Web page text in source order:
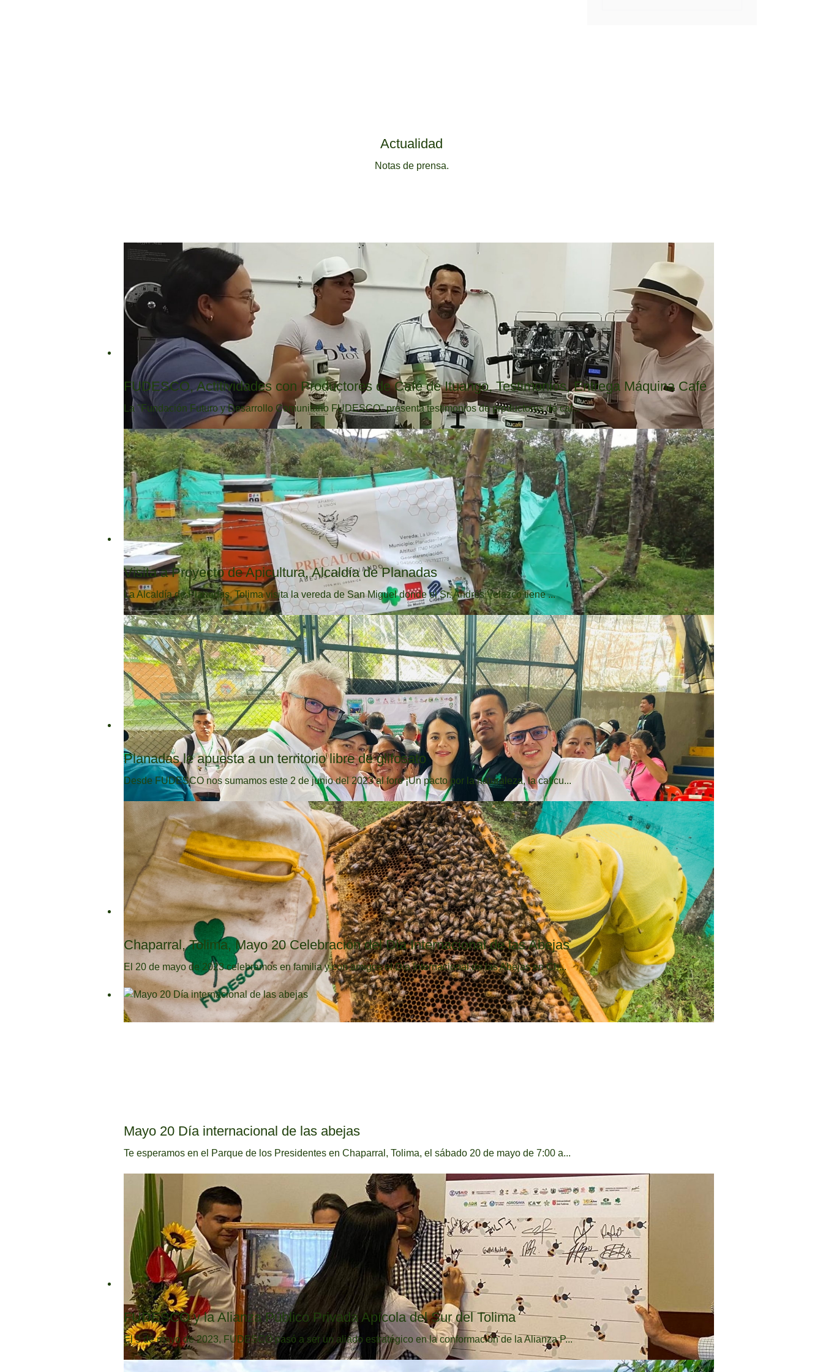
Actualidad
Notas de prensa.
FUDESCO, Actitividades con Productores de Café de Ituango, Testimonios, Entrega Máquina Café
La "Fundación Futuro y Desarrollo Comunitario FUDESCO" presenta testimonios de productores de caf...
Visita a Proyecto de Apicultura, Alcaldía de Planadas
La Alcaldía de Planadas, Tolima visita la vereda de San Miguel donde el Sr. Andrés Velazco tiene ...
Planadas le apuesta a un territorio libre de glifosato
Desde FUDESCO nos sumamos este 2 de junio del 2023 al foro ¡Un pacto por la naturaleza, la caficu...
Chaparral, Tolima, Mayo 20 Celebración del Día Internacional de las Abejas
El 20 de mayo de 2023 celebramos en familia y con amigos el Día Internacional de las Abejas en Ch...
Mayo 20 Día internacional de las abejas
Te esperamos en el Parque de los Presidentes en Chaparral, Tolima, el sábado 20 de mayo de 7:00 a...
FUDESCO y la Alianza Público Privada Apícola del Sur del Tolima
El 5 de mayo de 2023, FUDESCO pasó a ser un aliado estratégico en la conformación de la Alianza P...